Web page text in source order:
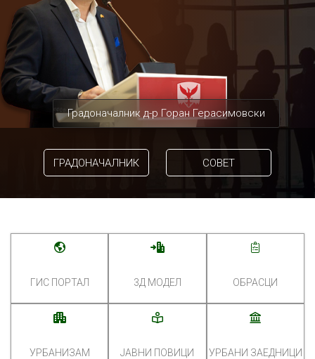
Градоначалник д-р Горан Герасимовски
ГРАДОНАЧАЛНИК СОВЕТ
ГИС ПОРТАЛ 3Д МОДЕЛ ОБРАСЦИ
УРБАНИЗАМ ЈАВНИ ПОВИЦИ УРБАНИ ЗАЕДНИЦИ